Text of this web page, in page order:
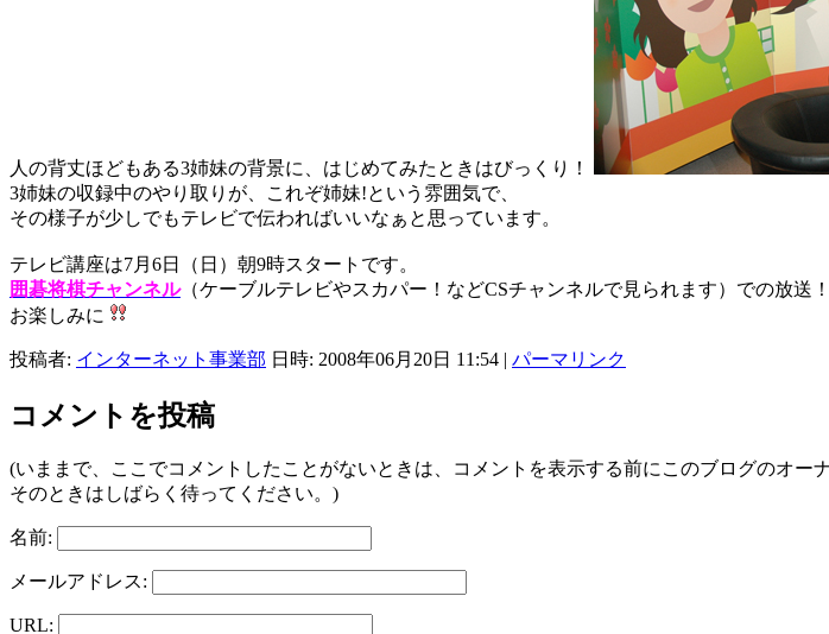
人の背丈ほどもある3姉妹の背景に、はじめてみたときはびっくり！
3姉妹の収録中のやり取りが、これぞ姉妹!という雰囲気で、
その様子が少しでもテレビで伝わればいいなぁと思っています。
テレビ講座は7月6日（日）朝9時スタートです。
囲碁将棋チャンネル（ケーブルテレビやスカパー！などCSチャンネルで見られます）での放送！
お楽しみに
投稿者: インターネット事業部 日時: 2008年06月20日 11:54 | パーマリンク
コメントを投稿
(いままで、ここでコメントしたことがないときは、コメントを表示する前にこのブログのオ
そのときはしばらく待ってください。)
名前:
メールアドレス:
URL: